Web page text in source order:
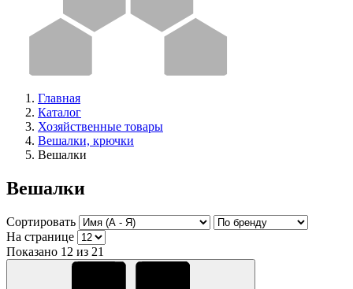
Главная
Каталог
Хозяйственные товары
Вешалки, крючки
Вешалки
Вешалки
Сортировать
На странице
Показано 12 из 21